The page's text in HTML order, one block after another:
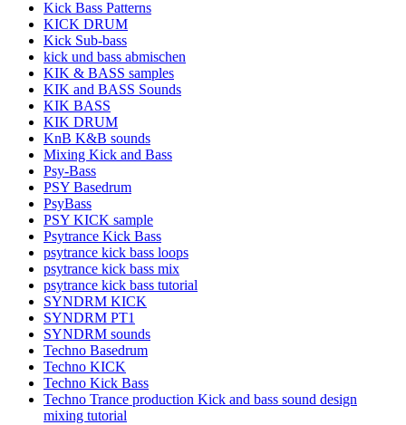
Kick Bass Patterns
KICK DRUM
Kick Sub-bass
kick und bass abmischen
KIK & BASS samples
KIK and BASS Sounds
KIK BASS
KIK DRUM
KnB K&B sounds
Mixing Kick and Bass
Psy-Bass
PSY Basedrum
PsyBass
PSY KICK sample
Psytrance Kick Bass
psytrance kick bass loops
psytrance kick bass mix
psytrance kick bass tutorial
SYNDRM KICK
SYNDRM PT1
SYNDRM sounds
Techno Basedrum
Techno KICK
Techno Kick Bass
Techno Trance production Kick and bass sound design
mixing tutorial